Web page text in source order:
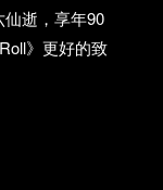
逝，享年90
》更好的致